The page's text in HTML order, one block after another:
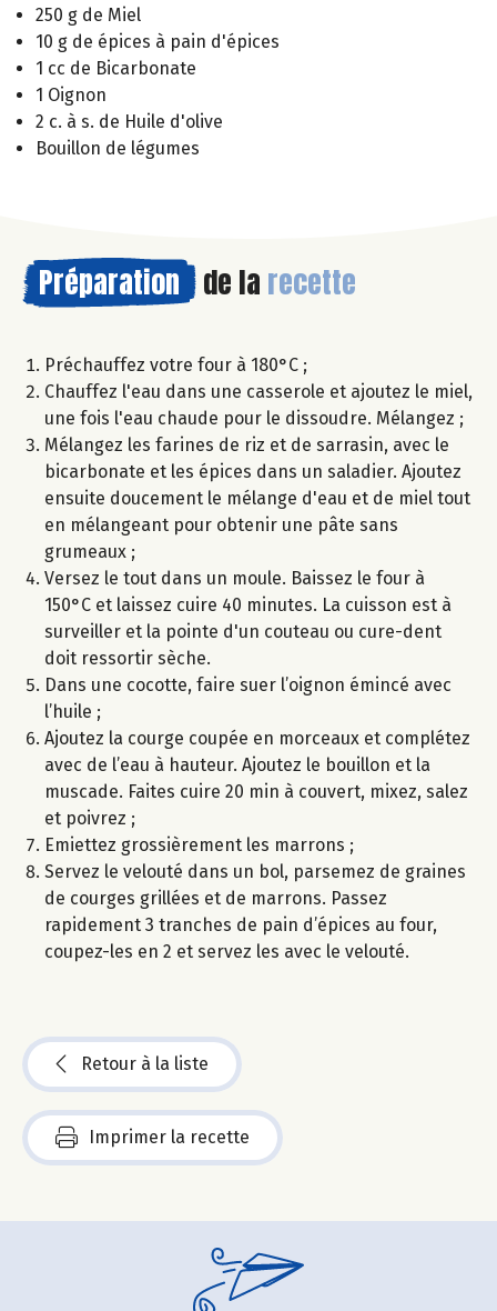
250 g de Miel
10 g de épices à pain d'épices
1 cc de Bicarbonate
1 Oignon
2 c. à s. de Huile d'olive
Bouillon de légumes
Préparation de la recette
Préchauffez votre four à 180°C ;
Chauffez l'eau dans une casserole et ajoutez le miel,
une fois l'eau chaude pour le dissoudre. Mélangez ;
Mélangez les farines de riz et de sarrasin, avec le
bicarbonate et les épices dans un saladier. Ajoutez
ensuite doucement le mélange d'eau et de miel tout
en mélangeant pour obtenir une pâte sans
grumeaux ;
Versez le tout dans un moule. Baissez le four à
150°C et laissez cuire 40 minutes. La cuisson est à
surveiller et la pointe d'un couteau ou cure-dent
doit ressortir sèche.
Dans une cocotte, faire suer l’oignon émincé avec
l’huile ;
Ajoutez la courge coupée en morceaux et complétez
avec de l’eau à hauteur. Ajoutez le bouillon et la
muscade. Faites cuire 20 min à couvert, mixez, salez
et poivrez ;
Emiettez grossièrement les marrons ;
Servez le velouté dans un bol, parsemez de graines
de courges grillées et de marrons. Passez
rapidement 3 tranches de pain d’épices au four,
coupez-les en 2 et servez les avec le velouté.
Retour à la liste
Imprimer la recette